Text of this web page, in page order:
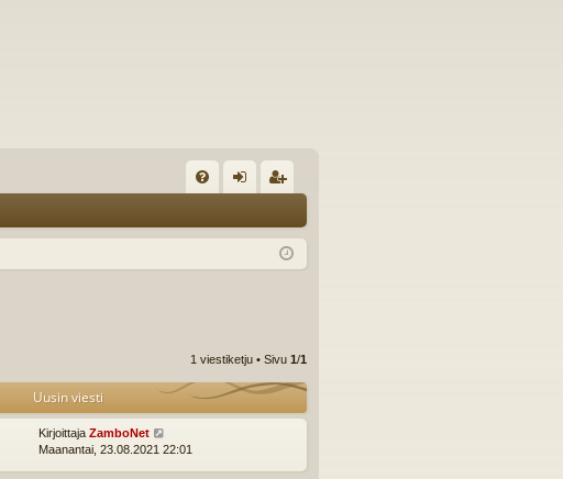
K au ist
1 viestiketju • Sivu 1/1
Uusin viesti
Kirjoittaja ZamboNet
Maanantai, 23.08.2021 22:01